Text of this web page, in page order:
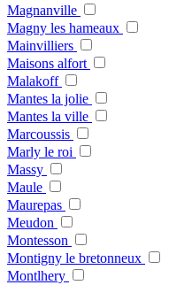
Magnanville
Magny les hameaux
Mainvilliers
Maisons alfort
Malakoff
Mantes la jolie
Mantes la ville
Marcoussis
Marly le roi
Massy
Maule
Maurepas
Meudon
Montesson
Montigny le bretonneux
Montlhery